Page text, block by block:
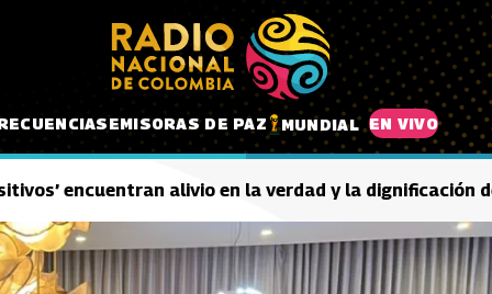
EMISORAS DE PAZ MUNDIAL EN VIVO
encuentran alivio en la verdad y la dignificación